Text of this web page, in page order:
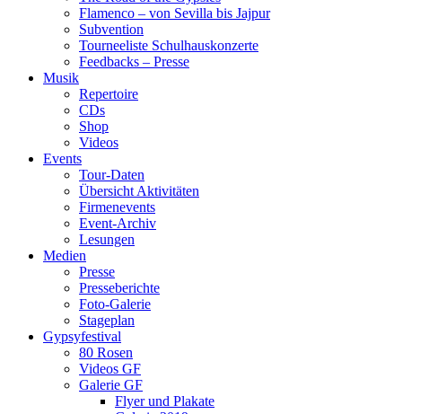
Flamenco – von Sevilla bis Jajpur
Subvention
Tourneeliste Schulhauskonzerte
Feedbacks – Presse
Musik
Repertoire
CDs
Shop
Videos
Events
Tour-Daten
Übersicht Aktivitäten
Firmenevents
Event-Archiv
Lesungen
Medien
Presse
Presseberichte
Foto-Galerie
Stageplan
Gypsyfestival
80 Rosen
Videos GF
Galerie GF
Flyer und Plakate